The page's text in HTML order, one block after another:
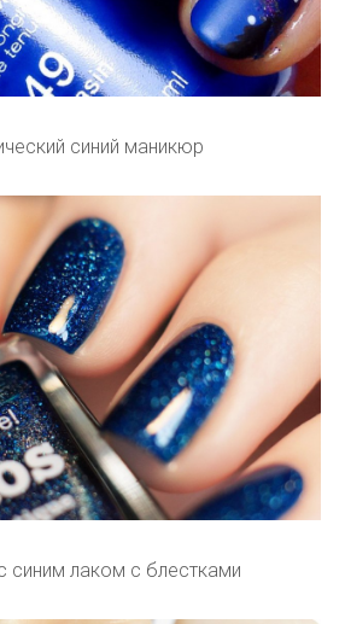
синий маникюр
синим лаком с блестками